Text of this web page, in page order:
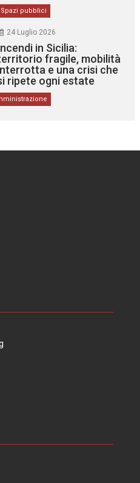
Spazi pubblici
24 Luglio 2026
in Sicilia:
fragile, mobilità
e una crisi che
ripete ogni estate